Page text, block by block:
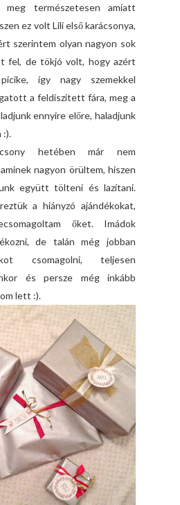
meg természetesen amiatt
ez volt Lili első karácsonya,
szerintem olyan nagyon sok
fel, de tökjó volt, hogy azért
így nagy szemekkel
a feldíszített fára, meg a
ennyire előre, haladjunk
:).
hetében már nem
nagyon örültem, hiszen
együtt tölteni és lazítani.
a hiányzó ajándékokat,
őket. Imádok
de talán még jobban
csomagolni, teljesen
és persze még inkább
lett :).